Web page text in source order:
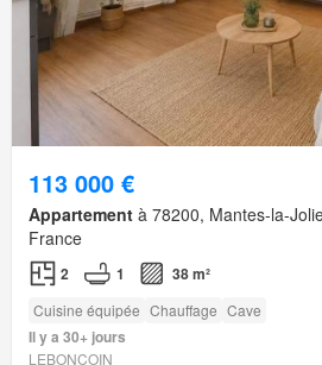
113 000 €
Appartement à 78200, Mantes-la-
France
2 1 38 m²
Cuisine équipée Chauffage Cave
Il y a 30+ jours
LEBONCOIN